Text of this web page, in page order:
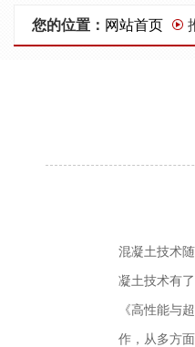
您的位置： 网站首页
混凝土技术
凝土技术有
《高性能与
作，从多方